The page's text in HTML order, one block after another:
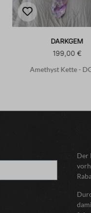
DARKGEM
199,00 €
Amethyst Kette -
Der